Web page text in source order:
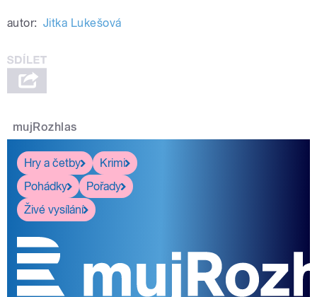
autor: Jitka Lukešová
mujRozhlas
Hry a četby
Krimi
Pohádky
Pořady
Živé vysílání